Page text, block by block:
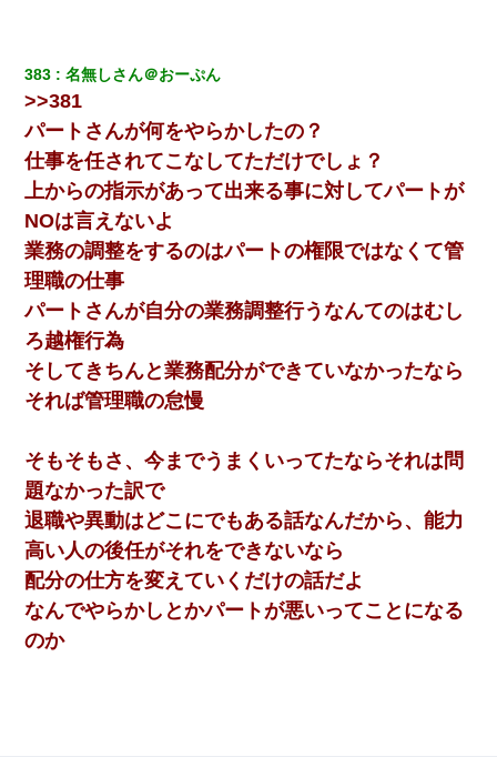
383 名無しさん＠おーぷん
>>381
パートさんが何をやらかしたの？
仕事を任されてこなしてただけでしょ？
上からの指示があって出来る事に対してパートが
NOは言えないよ
業務の調整をするのはパートの権限ではなくて管
理職の仕事
パートさんが自分の業務調整行うなんてのはむし
ろ越権行為
そしてきちんと業務配分ができていなかったなら
それば管理職の怠慢
そもそもさ、今までうまくいってたならそれは問
題なかった訳で
退職や異動はどこにでもある話なんだから、能力
高い人の後任がそれをできないなら
配分の仕方を変えていくだけの話だよ
なんでやらかしとかパートが悪いってことになる
のか